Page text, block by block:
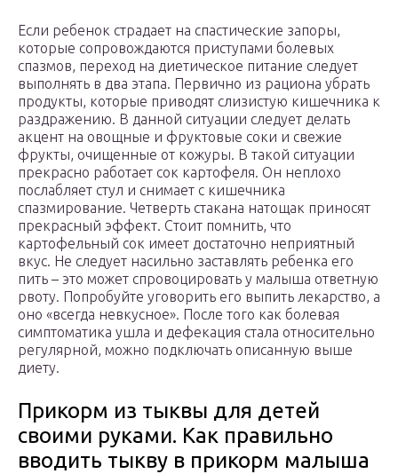
Если ребенок страдает на спастические запоры,
которые сопровождаются приступами болевых
спазмов, переход на диетическое питание следует
выполнять в два этапа. Первично из рациона убрать
продукты, которые приводят слизистую кишечника к
раздражению. В данной ситуации следует делать
акцент на овощные и фруктовые соки и свежие
фрукты, очищенные от кожуры. В такой ситуации
прекрасно работает сок картофеля. Он неплохо
послабляет стул и снимает с кишечника
спазмирование. Четверть стакана натощак приносят
прекрасный эффект. Стоит помнить, что
картофельный сок имеет достаточно неприятный
вкус. Не следует насильно заставлять ребенка его
пить – это может спровоцировать у малыша ответную
рвоту. Попробуйте уговорить его выпить лекарство, а
оно «всегда невкусное». После того как болевая
симптоматика ушла и дефекация стала относительно
регулярной, можно подключать описанную выше
диету.
Прикорм из тыквы для детей
своими руками. Как правильно
вводить тыкву в прикорм малыша